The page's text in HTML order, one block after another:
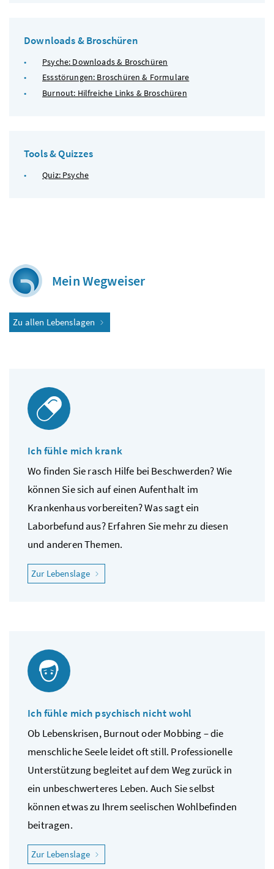
Downloads & Broschüren
Psyche: Downloads & Broschüren
Essstörungen: Broschüren & Formulare
Burnout: Hilfreiche Links & Broschüren
Tools & Quizzes
Quiz: Psyche
Mein Wegweiser
Zu allen Lebenslagen
Ich fühle mich krank
Wo finden Sie rasch Hilfe bei Beschwerden? Wie
können Sie sich auf einen Aufenthalt im
Krankenhaus vorbereiten? Was sagt ein
Laborbefund aus? Erfahren Sie mehr zu diesen
und anderen Themen.
Zur Lebenslage "Ich fühle mich krank"
Ich fühle mich psychisch nicht wohl
Ob Lebenskrisen, Burnout oder Mobbing – die
menschliche Seele leidet oft still. Professionelle
Unterstützung begleitet auf dem Weg zurück in
ein unbeschwerteres Leben. Auch Sie selbst
können etwas zu Ihrem seelischen Wohlbefinden
beitragen.
Zur Lebenslage "Ich fühle mich psychisch nicht wohl"